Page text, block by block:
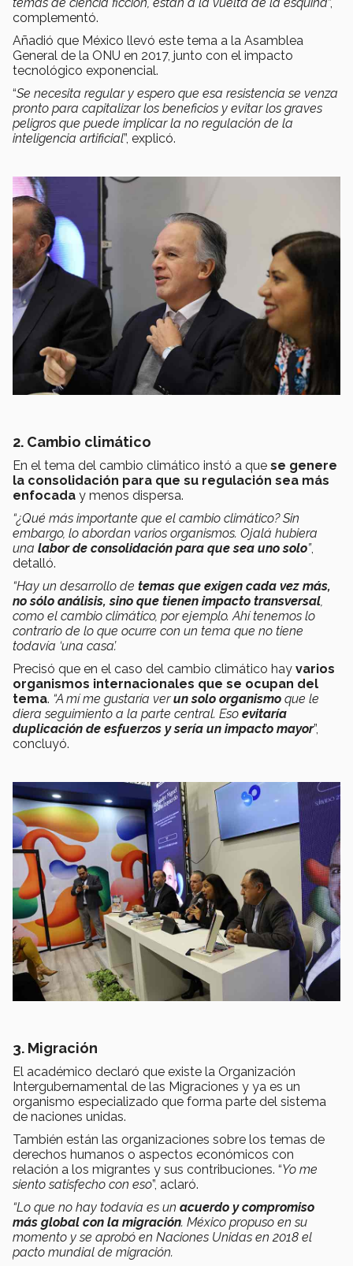
complementó.
Añadió que México llevó este tema a la Asamblea
General de la ONU en 2017, junto con el impacto
tecnológico exponencial.
“Se necesita regular y espero que esa resistencia se venza
pronto para capitalizar los beneficios y evitar los graves
peligros que puede implicar la no regulación de la
inteligencia artificial”, explicó.
2. Cambio climático
En el tema del cambio climático instó a que se genere
la consolidación para que su regulación sea más
enfocada y menos dispersa.
“¿Qué más importante que el cambio climático? Sin
embargo, lo abordan varios organismos. Ojalá hubiera
una labor de consolidación para que sea uno solo”,
detalló.
“Hay un desarrollo de temas que exigen cada vez más,
no sólo análisis, sino que tienen impacto transversal,
como el cambio climático, por ejemplo. Ahí tenemos lo
contrario de lo que ocurre con un tema que no tiene
todavía ‘una casa’.
Precisó que en el caso del cambio climático hay varios
organismos internacionales que se ocupan del
tema. “A mí me gustaría verun solo organismo que le
diera seguimiento a la parte central. Eso evitaría
duplicación de esfuerzos y sería un impacto mayor”,
concluyó.
3. Migración
El académico declaró que existe la Organización
Intergubernamental de las Migraciones y ya es un
organismo especializado que forma parte del sistema
de naciones unidas.
También están las organizaciones sobre los temas de
derechos humanos o aspectos económicos con
relación a los migrantes y sus contribuciones. “Yo me
siento satisfecho con eso”, aclaró.
“Lo que no hay todavía es un acuerdo y compromiso
más global con la migración. México propuso en su
momento y se aprobó en Naciones Unidas en 2018 el
pacto mundial de migración.